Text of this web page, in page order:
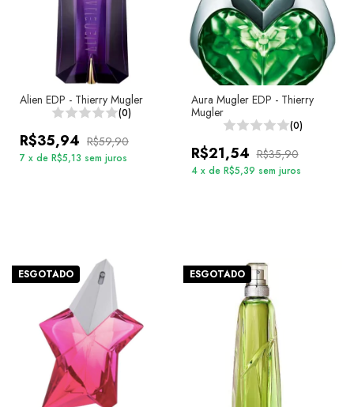
Alien EDP - Thierry Mugler
(0)
R$35,94 R$59,90
7 x de R$5,13 sem juros
Aura Mugler EDP - Thierry
Mugler
(0)
R$21,54 R$35,90
4 x de R$5,39 sem juros
ESGOTADO ESGOTADO